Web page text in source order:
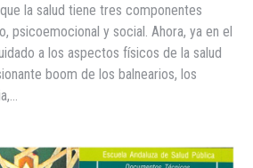
la salud tiene tres componentes
psicoemocional y social. Ahora, ya en el
a los aspectos físicos de la salud
boom de los balnearios, los